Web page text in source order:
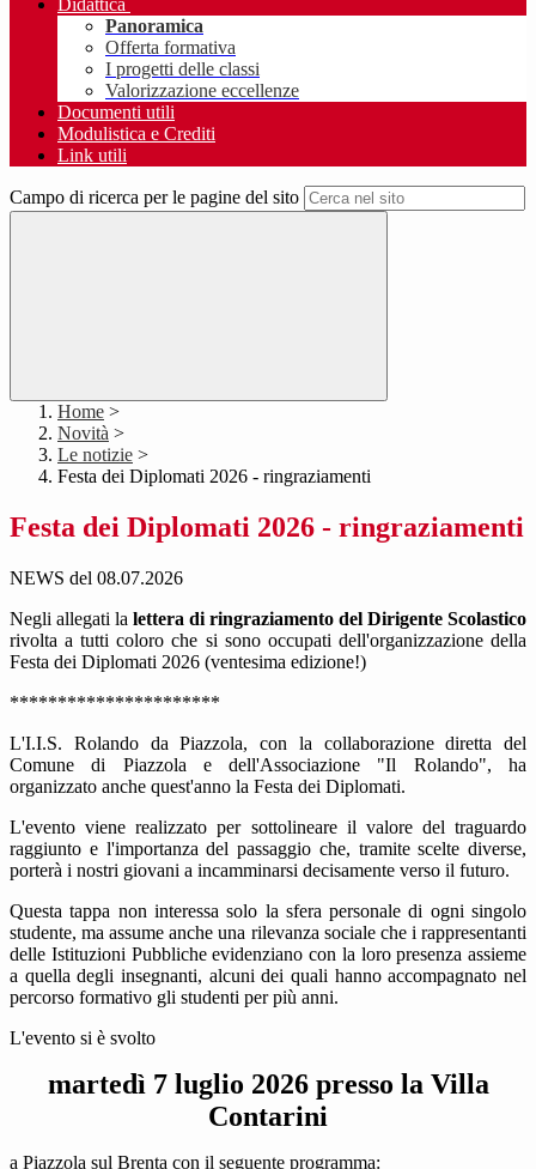
Didattica
Panoramica
Offerta formativa
I progetti delle classi
Valorizzazione eccellenze
Documenti utili
Modulistica e Crediti
Link utili
Campo di ricerca per le pagine del sito
Home >
Novità >
Le notizie >
Festa dei Diplomati 2026 - ringraziamenti
Festa dei Diplomati 2026 - ringraziamenti
NEWS del 08.07.2026
Negli allegati la lettera di ringraziamento del Dirigente Scolastico
rivolta a tutti coloro che si sono occupati dell'organizzazione della
Festa dei Diplomati 2026 (ventesima edizione!)
**********************
L'I.I.S. Rolando da Piazzola, con la collaborazione diretta del
Comune di Piazzola e dell'Associazione "Il Rolando", ha
organizzato anche quest'anno la Festa dei Diplomati.
L'evento viene realizzato per sottolineare il valore del traguardo
raggiunto e l'importanza del passaggio che, tramite scelte diverse,
porterà i nostri giovani a incamminarsi decisamente verso il futuro.
Questa tappa non interessa solo la sfera personale di ogni singolo
studente, ma assume anche una rilevanza sociale che i rappresentanti
delle Istituzioni Pubbliche evidenziano con la loro presenza assieme
a quella degli insegnanti, alcuni dei quali hanno accompagnato nel
percorso formativo gli studenti per più anni.
L'evento si è svolto
martedì 7 luglio 2026 presso la Villa
Contarini
a Piazzola sul Brenta con il seguente programma: